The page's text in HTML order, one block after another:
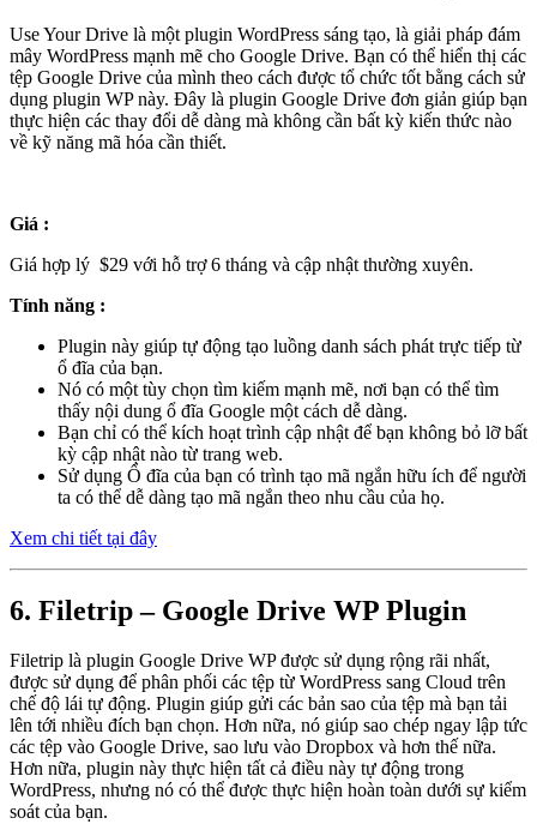
Use Your Drive là một plugin WordPress sáng tạo, là giải pháp đám
mây WordPress mạnh mẽ cho Google Drive. Bạn có thể hiển thị các
tệp Google Drive của mình theo cách được tổ chức tốt bằng cách sử
dụng plugin WP này. Đây là plugin Google Drive đơn giản giúp bạn
thực hiện các thay đổi dễ dàng mà không cần bất kỳ kiến ​​thức nào
về kỹ năng mã hóa cần thiết.
Giá :
Giá hợp lý $29 với hỗ trợ 6 tháng và cập nhật thường xuyên.
Tính năng :
Plugin này giúp tự động tạo luồng danh sách phát trực tiếp từ
ổ đĩa của bạn.
Nó có một tùy chọn tìm kiếm mạnh mẽ, nơi bạn có thể tìm
thấy nội dung ổ đĩa Google một cách dễ dàng.
Bạn chỉ có thể kích hoạt trình cập nhật để bạn không bỏ lỡ bất
kỳ cập nhật nào từ trang web.
Sử dụng Ổ đĩa của bạn có trình tạo mã ngắn hữu ích để người
ta có thể dễ dàng tạo mã ngắn theo nhu cầu của họ.
Xem chi tiết tại đây
6. Filetrip – Google Drive WP Plugin
Filetrip là plugin Google Drive WP được sử dụng rộng rãi nhất,
được sử dụng để phân phối các tệp từ WordPress sang Cloud trên
chế độ lái tự động. Plugin giúp gửi các bản sao của tệp mà bạn tải
lên tới nhiều đích bạn chọn. Hơn nữa, nó giúp sao chép ngay lập tức
các tệp vào Google Drive, sao lưu vào Dropbox và hơn thế nữa.
Hơn nữa, plugin này thực hiện tất cả điều này tự động trong
WordPress, nhưng nó có thể được thực hiện hoàn toàn dưới sự kiểm
soát của bạn.